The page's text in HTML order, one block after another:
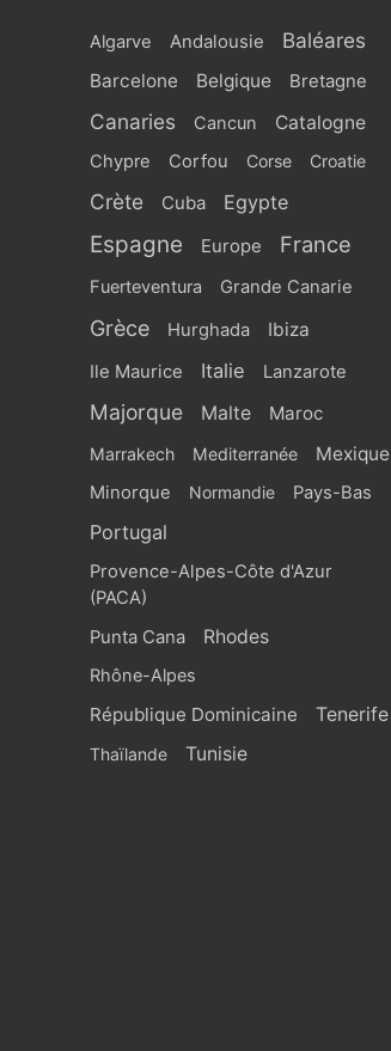
Algarve Andalousie Baléares
Barcelone Belgique Bretagne
Canaries Cancun Catalogne
Chypre Corfou Corse Croatie
Crète Cuba Egypte
Espagne Europe France
Fuerteventura Grande Canarie
Grèce Hurghada Ibiza
Ile Maurice Italie Lanzarote
Majorque Malte Maroc
Marrakech Mediterranée Mexique
Minorque Normandie Pays-Bas
Portugal
Provence-Alpes-Côte d'Azur
(PACA)
Punta Cana
Rhodes
Rhône-Alpes
République Dominicaine Tenerife
Thaïlande Tunisie